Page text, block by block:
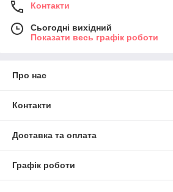
Контакти
Сьогодні вихідний
Показати весь графік роботи
Про нас
Контакти
Доставка та оплата
Графік роботи